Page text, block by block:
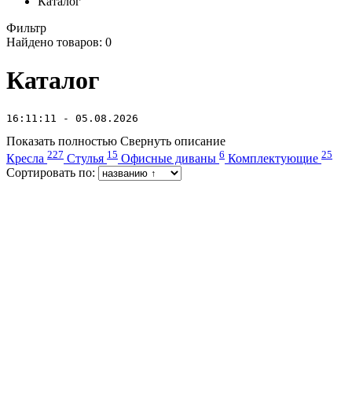
Фильтр
Найдено товаров: 0
Каталог
16:11:11 - 05.08.2026
Показать полностью Свернуть описание
Кресла 227 Стулья 15 Офисные диваны 6 Комплектующие 25
Сортировать по: